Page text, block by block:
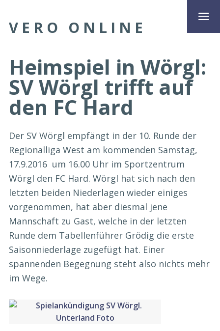
VERO ONLINE
Heimspiel in Wörgl:
SV Wörgl trifft auf
den FC Hard
Der SV Wörgl empfängt in der 10. Runde der
Regionalliga West am kommenden Samstag,
17.9.2016 um 16.00 Uhr im Sportzentrum
Wörgl den FC Hard. Wörgl hat sich nach den
letzten beiden Niederlagen wieder einiges
vorgenommen, hat aber diesmal jene
Mannschaft zu Gast, welche in der letzten
Runde dem Tabellenführer Grödig die erste
Saisonniederlage zugefügt hat. Einer
spannenden Begegnung steht also nichts mehr
im Wege.